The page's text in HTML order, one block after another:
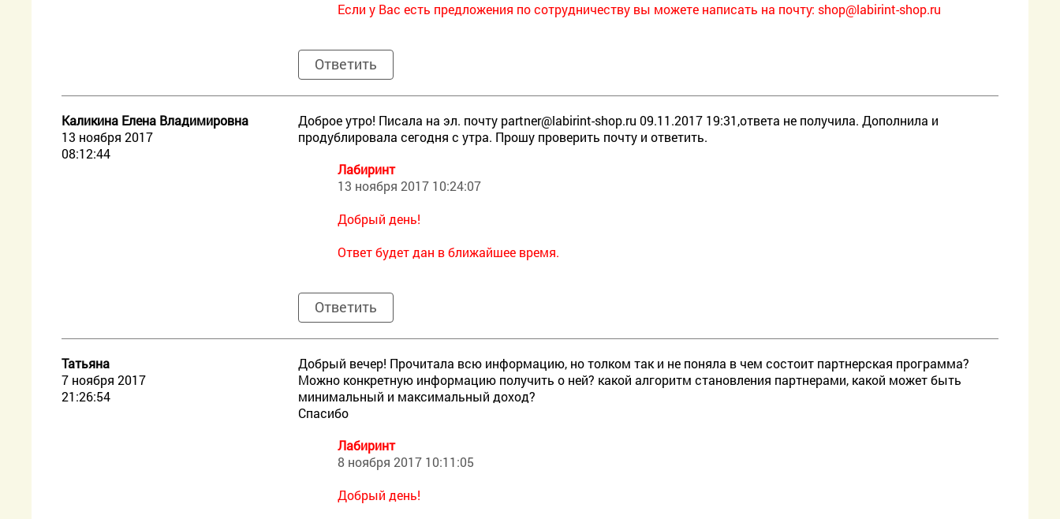
Если у Вас есть предложения по сотрудничеству вы можете написать на почту: shop@labirint-shop.ru
Ответить
Каликина Елена Владимировна
13 ноября 2017
08:12:44
Доброе утро! Писала на эл. почту partner@labirint-shop.ru 09.11.2017 19:31,ответа не получила. Дополнила и
продублировала сегодня с утра. Прошу проверить почту и ответить.
Лабиринт
13 ноября 2017 10:24:07
Добрый день!
Ответ будет дан в ближайшее время.
Ответить
Татьяна
7 ноября 2017
21:26:54
Добрый вечер! Прочитала всю информацию, но толком так и не поняла в чем состоит партнерская программа?
Можно конкретную информацию получить о ней? какой алгоритм становления партнерами, какой может быть
минимальный и максимальный доход?
Спасибо
Лабиринт
8 ноября 2017 10:11:05
Добрый день!